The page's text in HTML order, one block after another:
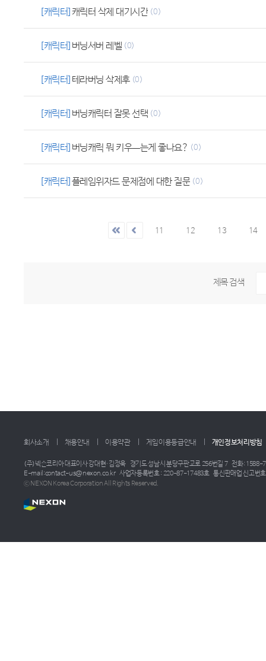
[캐릭터] 캐릭터 삭제 대기시간 (0)
[캐릭터] 버닝서버 레벨 (0)
[캐릭터] 테라버닝 삭제후 (0)
[캐릭터] 버닝캐릭터 잘못 선택 (0)
[캐릭터] 버닝캐릭 뭐 키우ㅡ는게 좋나요? (0)
[캐릭터] 플레임위자드 문제점에 대한 질문 (0)
11 12 13 14
제목 검색
회사소개 채용안내 이용약관 게임이용등급안내 개인정보처리방침
(주)넥슨코리아 대표이사 강대현·김정욱 경기도 성남시 분당구판교로 256번길 7 전화: 1588-
E-mail:contact-us@nexon.co.kr 사업자등록번호 : 220-87-17483호 통신판매업 신고번
ⓒ NEXON Korea Corporation All Rights Reserved.